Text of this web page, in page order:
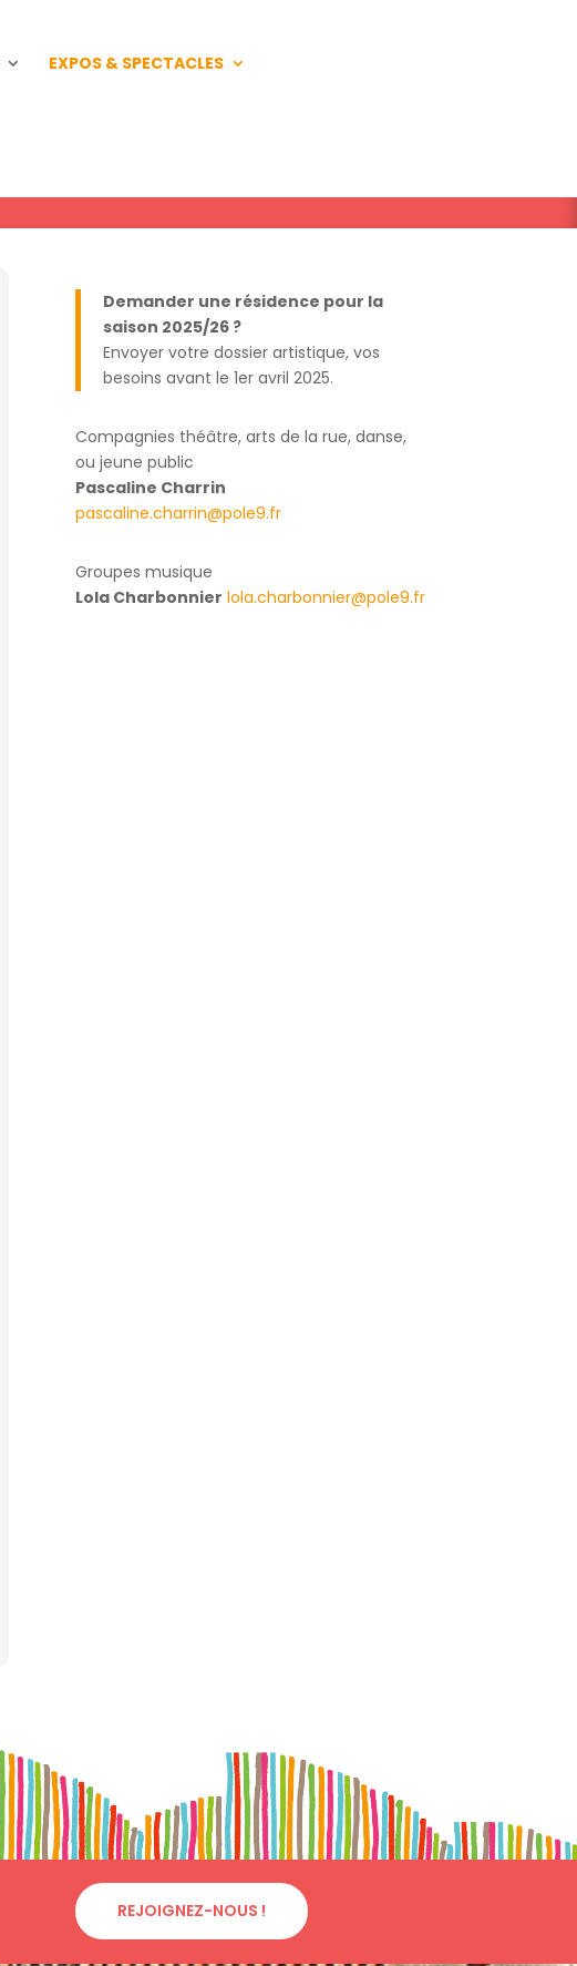
EXPOS & SPECTACLES
Demander une résidence pour la
saison 2025/26 ?
Envoyer votre dossier artistique, vos
besoins avant le 1er avril 2025.
Compagnies théâtre, arts de la rue, danse,
ou jeune public
Pascaline Charrin
pascaline.charrin@pole9.fr
Groupes musique
Lola Charbonnier lola.charbonnier@pole9.fr
REJOIGNEZ-NOUS !